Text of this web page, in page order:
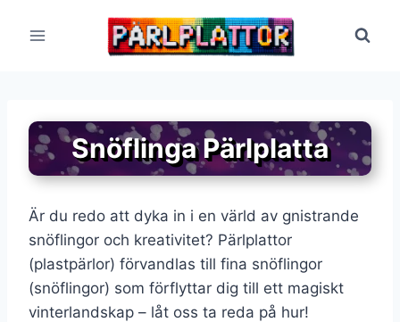
Snöflinga Pärlplatta
Är du redo att dyka in i en värld av gnistrande
snöflingor och kreativitet? Pärlplattor
(plastpärlor) förvandlas till fina snöflingor
(snöflingor) som förflyttar dig till ett magiskt
vinterlandskap – låt oss ta reda på hur!